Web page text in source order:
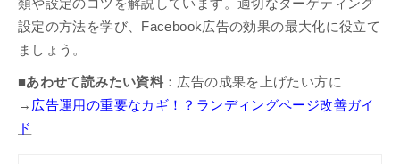
類や設定のコツを解説しています。適切なターゲティング
設定の方法を学び、Facebook広告の効果の最大化に役立て
ましょう。
■あわせて読みたい資料 ：広告の成果を上げたい方に
→ 広告運用の重要なカギ！？ランディングページ改善ガイ
ド